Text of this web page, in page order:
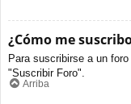
¿Cómo me
Para suscribirse a un
"Suscribir Foro".
Arriba